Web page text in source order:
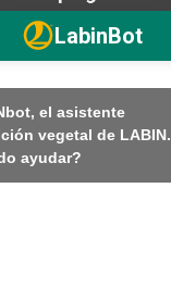
LabinBot
el asistente
vegetal de LABIN.
ayudar?